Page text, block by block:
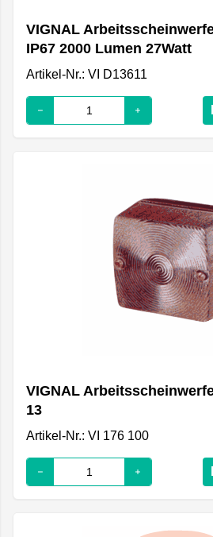
VIGNAL
IP67 2000 Lumen 27Watt
Artikel-Nr.: VI D13611
VIGNAL
13
Artikel-Nr.: VI 176 100